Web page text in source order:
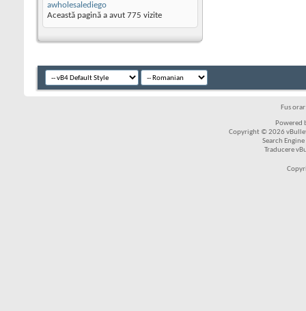
awholesalediego
Această pagină a avut 775 vizite
Fus
Powered
Copyright © 2026
Search
Traducere